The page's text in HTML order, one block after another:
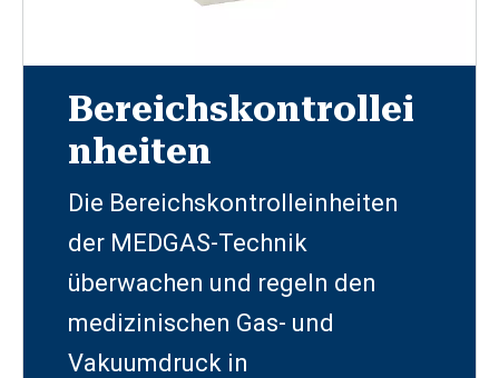
Bereichskontrollei
nheiten
Die Bereichskontrolleinheiten
der MEDGAS-Technik
überwachen und regeln den
medizinischen Gas- und
Vakuumdruck in